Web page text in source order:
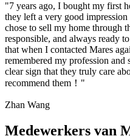
"7 years ago, I bought my first
they left a very good
chose to sell my home through
responsible, and always ready
that when I contacted Mares
remembered my profession
clear sign that they truly care
recommend them！"
Zhan Wang
Medewerkers van